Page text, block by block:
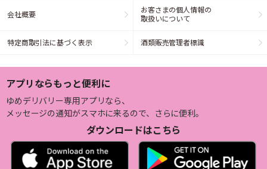
会社概要
お客さまの個人情報の
取扱いについて
特定商取引法に基づく表示 酒類販売管理者標識
アプリならもっと便利に
ゆめデリバリー専用アプリなら、
メッセージの通知がスマホに来るので、さらに便利。
ダウンロードはこちら